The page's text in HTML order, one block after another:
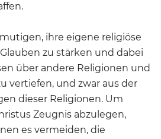
ihre eigene religiöse
zu stärken und dabei
über andere Religionen und
vertiefen, und zwar aus der
dieser Religionen. Um
Zeugnis abzulegen,
es vermeiden, die